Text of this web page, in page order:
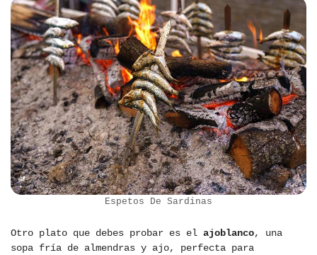
Espetos De Sardinas
Otro plato que debes probar es el ajoblanco, una
sopa fría de almendras y ajo, perfecta para